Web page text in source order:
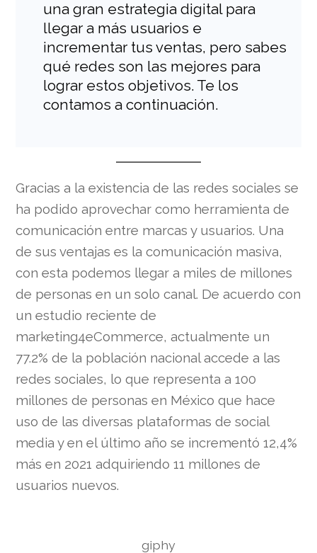
una gran estrategia digital para
llegar a más usuarios e
incrementar tus ventas, pero sabes
qué redes son las mejores para
lograr estos objetivos. Te los
contamos a continuación.
Gracias a la existencia de las redes sociales se
ha podido aprovechar como herramienta de
comunicación entre marcas y usuarios. Una
de sus ventajas es la comunicación masiva,
con esta podemos llegar a miles de millones
de personas en un solo canal. De acuerdo con
un estudio reciente de
marketing4eCommerce, actualmente un
77.2% de la población nacional accede a las
redes sociales, lo que representa a 100
millones de personas en México que hace
uso de las diversas plataformas de social
media y en el último año se incrementó 12,4%
más en 2021 adquiriendo 11 millones de
usuarios nuevos.
giphy